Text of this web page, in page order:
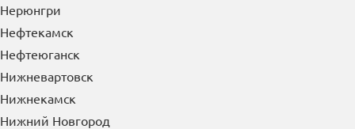
Нерюнгри
Нефтекамск
Нефтеюганск
Нижневартовск
Нижнекамск
Нижний Новгород